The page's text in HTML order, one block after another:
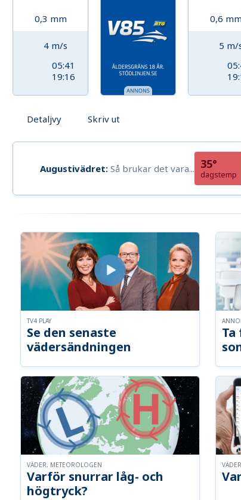
0,3 mm
4 m/s
05:41
19:16
0,6 mm
5 m/
Detaljvy Skriv ut
Augustivädret: Så brukar det vara... 35°
dagstemp
Se den senaste
vädersändningen
TV4 PLAY
Varför snurrar låg- och
högtryck?
VÄDER, METEOROLOGEN VÄDER